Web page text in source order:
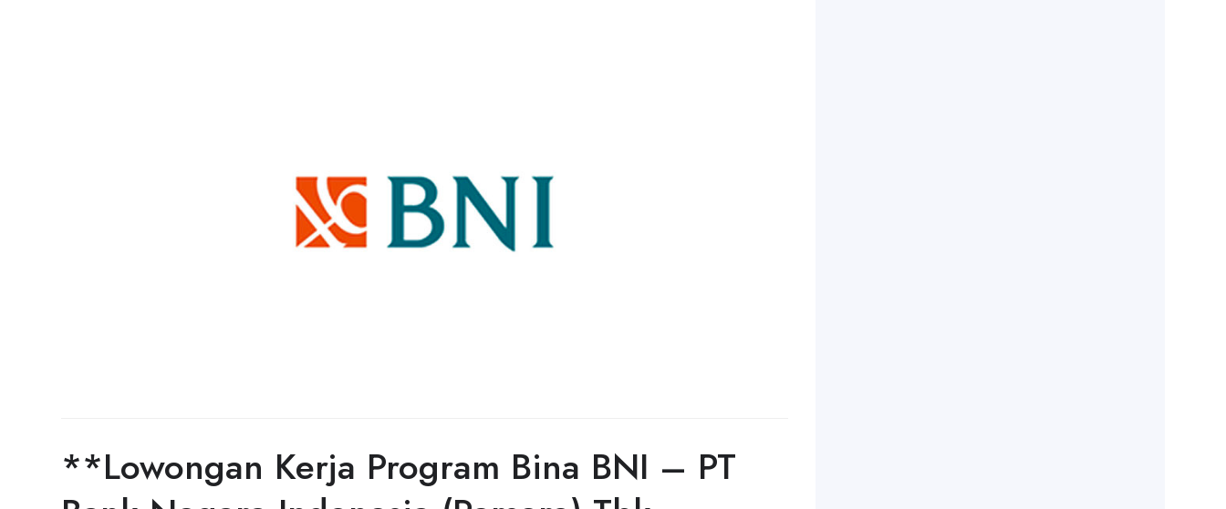
**Lowongan Kerja Program Bina BNI – PT